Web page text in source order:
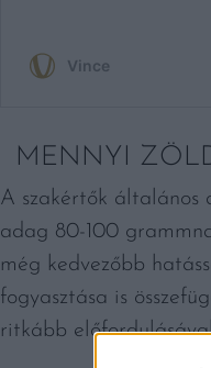
MENNYI
A szakértők általános
adag 80-100
még kedvezőbb
fogyasztása is
ritkább